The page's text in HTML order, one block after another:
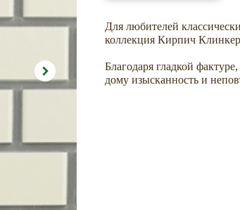
Для любителей
коллекция Кирпич
Благодаря гладкой
дому изысканность и